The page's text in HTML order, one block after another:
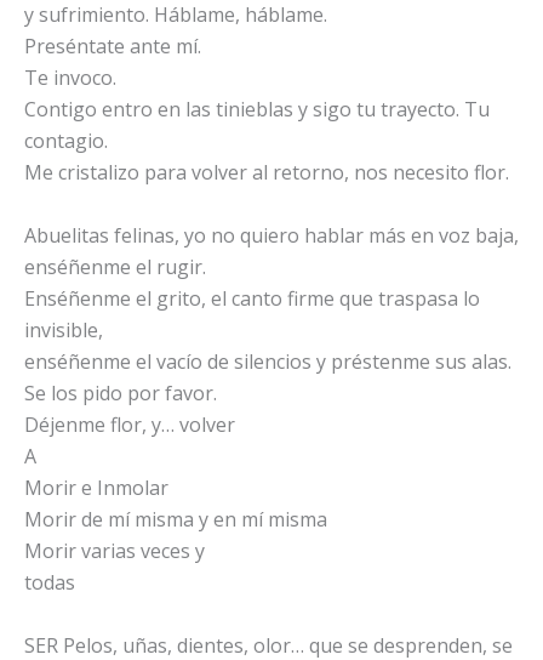
y sufrimiento. Háblame, háblame.
Preséntate ante mí.
Te invoco.
Contigo entro en las tinieblas y sigo tu trayecto. Tu
contagio.
Me cristalizo para volver al retorno, nos necesito flor.
Abuelitas felinas, yo no quiero hablar más en voz baja,
enséñenme el rugir.
Enséñenme el grito, el canto firme que traspasa lo
invisible,
enséñenme el vacío de silencios y préstenme sus alas.
Se los pido por favor.
Déjenme flor, y… volver
A
Morir e Inmolar
Morir de mí misma y en mí misma
Morir varias veces y
todas
SER Pelos, uñas, dientes, olor… que se desprenden, se